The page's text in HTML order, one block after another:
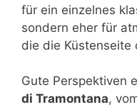
für ein einzelnes
sondern eher für
die die Küstenseite
Gute Perspektiven
di Tramontana,